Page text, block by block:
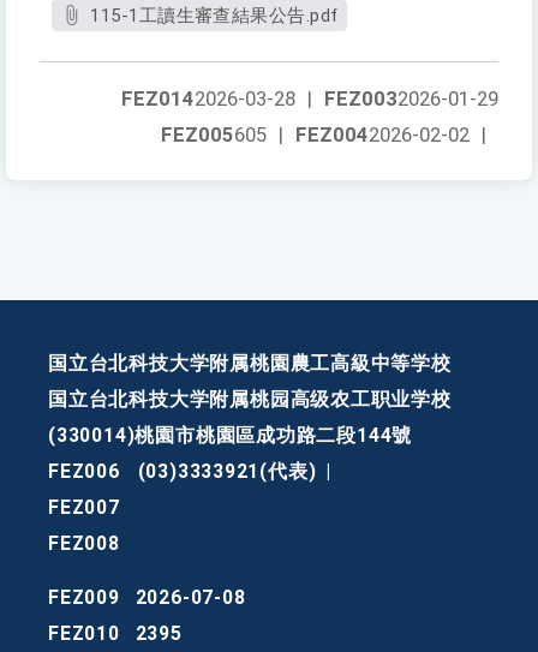
115-1工讀生審查結果公告.pdf
FEZ0032026-01-29
FEZ0142026-03-28 |
FEZ0042026-02-02 |
FEZ005605 |
国立台北科技大学附属桃園農工高級中等学校
国立台北科技大学附属桃园高级农工职业学校
(330014)桃園市桃園區成功路二段144號
FEZ006
(03)3333921(代表)
FEZ007
FEZ008
FEZ009
2026-07-08
FEZ010
2395